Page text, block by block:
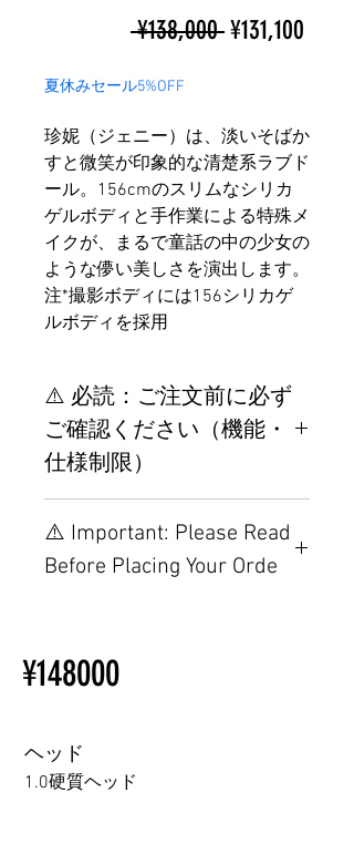
¥138,000 ราคา
¥131,100
夏休みセール5%OFF
珍妮（ジェニー）は、淡いそばか
すと微笑が印象的な清楚系ラブド
ール。156cmのスリムなシリカ
ゲルボディと手作業による特殊メ
イクが、まるで童話の中の少女の
ような儚い美しさを演出します。
注*撮影ボディには156シリカゲ
ルボディを採用
⚠️ 必読：ご注文前に必ず
ご確認ください（機能・
仕様制限）
置制限について
その他の配置はTPEに関連し
ラブドール購入前に知ってお
⚠️ Important: Please Read
Before Placing Your Orde
Ordering
Other configurations are related
following webpage.
Beginner’s Purchase Guide
¥148000
ヘッド
1.0硬質ヘッド